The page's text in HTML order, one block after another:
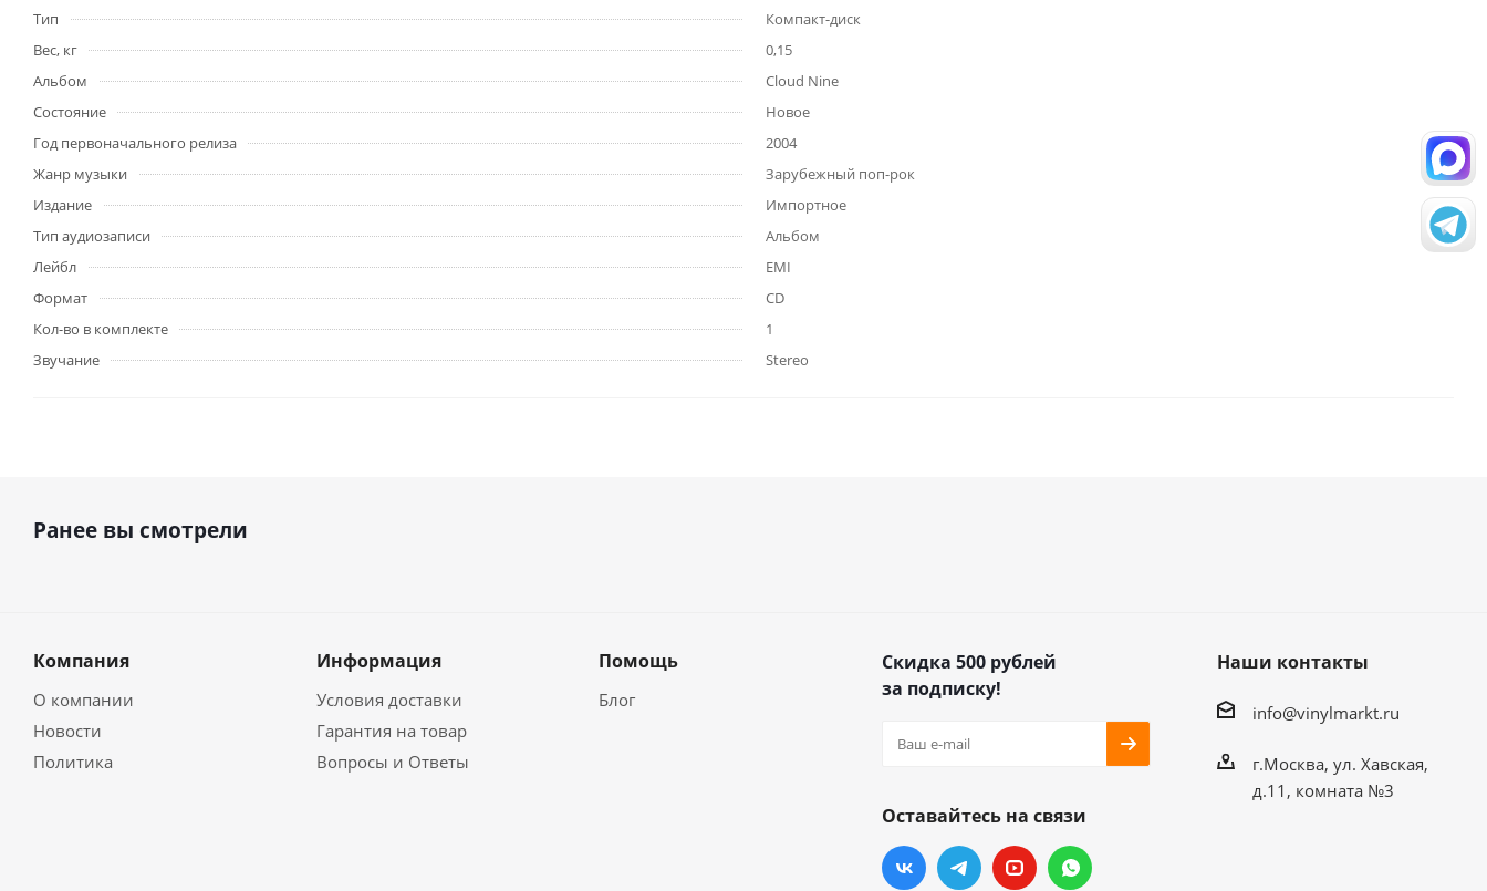
Тип
Компакт-диск
Вес, кг
0,15
Альбом
Cloud Nine
Состояние
Новое
Год первоначального релиза
2004
Жанр музыки
Зарубежный поп-рок
Издание
Импортное
Тип аудиозаписи
Альбом
Лейбл
EMI
Формат
CD
Кол-во в комплекте
1
Звучание
Stereo
Ранее вы смотрели
Компания
О компании
Новости
Политика
Информация
Условия доставки
Гарантия на товар
Вопросы и Ответы
Помощь
Блог
Скидка 500 рублей
за подписку!
Оставайтесь на связи
Наши контакты
info@vinylmarkt.ru
г.Москва, ул. Хавская,
д.11, комната №3